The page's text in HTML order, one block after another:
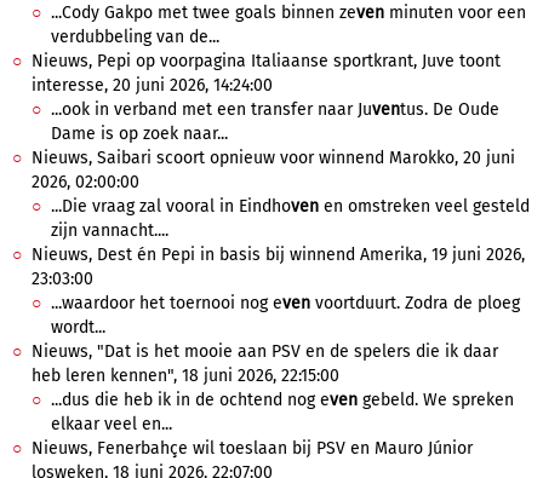
...Cody Gakpo met twee goals binnen zeven minuten voor een
verdubbeling van de...
Nieuws, Pepi op voorpagina Italiaanse sportkrant, Juve toont
interesse, 20 juni 2026, 14:24:00
...ook in verband met een transfer naar Juventus. De Oude
Dame is op zoek naar...
Nieuws, Saibari scoort opnieuw voor winnend Marokko, 20 juni
2026, 02:00:00
...Die vraag zal vooral in Eindhoven en omstreken veel gesteld
zijn vannacht....
Nieuws, Dest én Pepi in basis bij winnend Amerika, 19 juni 2026,
23:03:00
...waardoor het toernooi nog even voortduurt. Zodra de ploeg
wordt...
Nieuws, "Dat is het mooie aan PSV en de spelers die ik daar
heb leren kennen", 18 juni 2026, 22:15:00
...dus die heb ik in de ochtend nog even gebeld. We spreken
elkaar veel en...
Nieuws, Fenerbahçe wil toeslaan bij PSV en Mauro Júnior
losweken, 18 juni 2026, 22:07:00